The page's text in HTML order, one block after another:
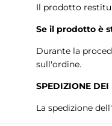
Il prodotto
Se il prodotto è
Durante la
sull'ordine.
SPEDIZIONE DEI
La spedizione